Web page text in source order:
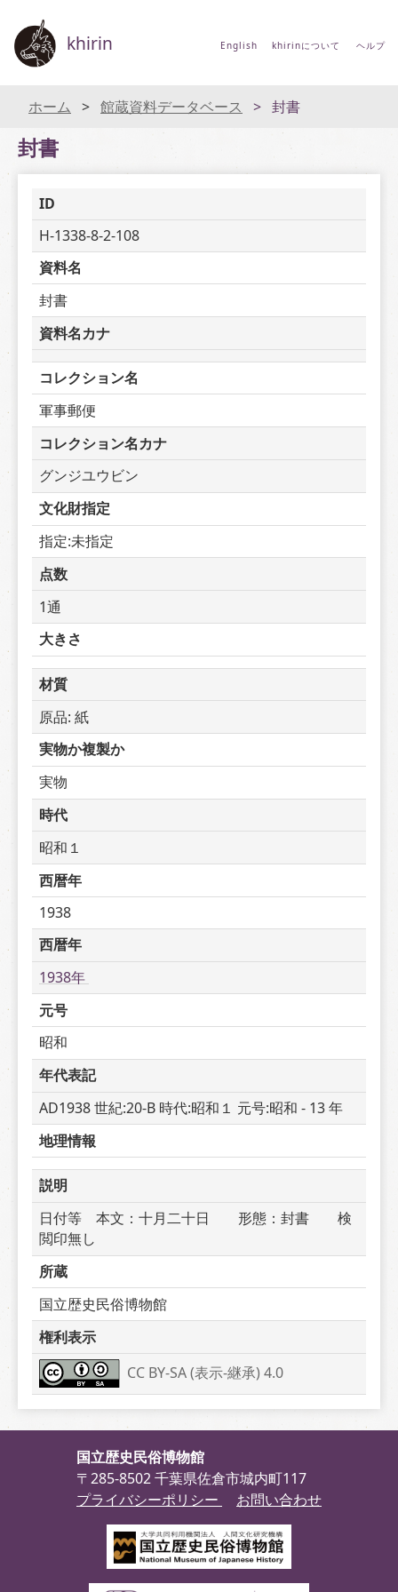
khirin English khirinについて ヘルプ
ホーム 館蔵資料データベース 封書
封書
ID
H-1338-8-2-108
資料名
封書
資料名カナ
コレクション名
軍事郵便
コレクション名カナ
グンジユウビン
文化財指定
指定:未指定
点数
1通
大きさ
材質
原品: 紙
実物か複製か
実物
時代
昭和１
西暦年
1938
西暦年
1938年
元号
昭和
年代表記
AD1938 世紀:20-B 時代:昭和１ 元号:昭和 - 13 年
地理情報
説明
日付等　本文：十月二十日　　形態：封書　　検
閲印無し
所蔵
国立歴史民俗博物館
権利表示
CC BY-SA (表示-継承) 4.0
国立歴史民俗博物館
〒285-8502 千葉県佐倉市城内町117
プライバシーポリシー
お問い合わせ